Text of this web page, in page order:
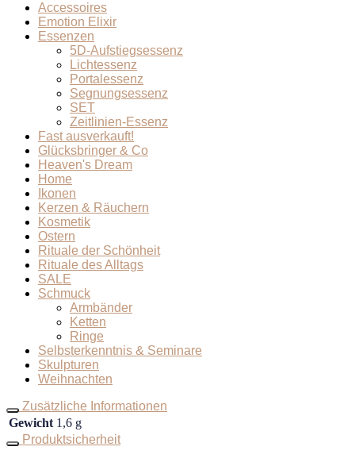
Accessoires
Emotion Elixir
Essenzen
5D-Aufstiegsessenz
Lichtessenz
Portalessenz
Segnungsessenz
SET
Zeitlinien-Essenz
Fast ausverkauft!
Glücksbringer & Co
Heaven's Dream
Home
Ikonen
Kerzen & Räuchern
Kosmetik
Ostern
Rituale der Schönheit
Rituale des Alltags
SALE
Schmuck
Armbänder
Ketten
Ringe
Selbsterkenntnis & Seminare
Skulpturen
Weihnachten
Zusätzliche Informationen
Gewicht 1,6 g
Produktsicherheit